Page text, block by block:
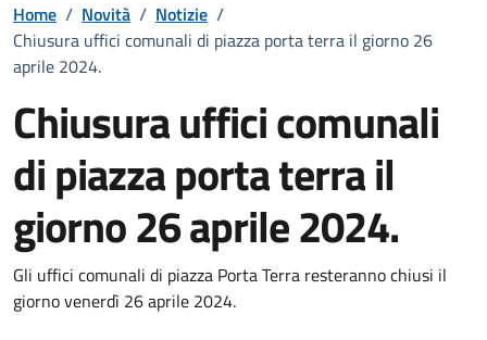
Home / Novità / Notizie /
Chiusura uffici comunali di piazza porta terra il giorno 26
aprile 2024.
Chiusura uffici comunali
di piazza porta terra il
giorno 26 aprile 2024.
Dettagli della notizia
Gli uffici comunali di piazza Porta Terra resteranno chiusi il
giorno venerdì 26 aprile 2024.